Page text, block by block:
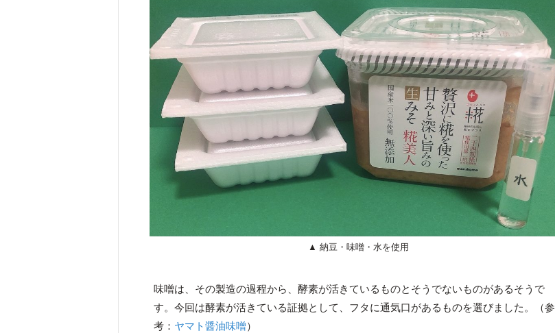
▲ 納豆・味噌・水を使用
味噌は、その製造の過程から、酵素が活きているものとそうでないものがあるそうで
す。今回は酵素が活きている証拠として、フタに通気口があるものを選びました。（参
考： ヤマト醤油味噌）